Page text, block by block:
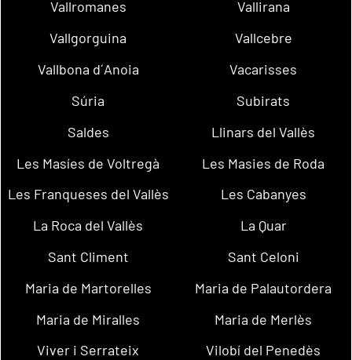
Vallromanes
Vallirana
Vallgorguina
Vallcebre
Vallbona d´Anoia
Vacarisses
Súria
Subirats
Saldes
Llinars del Vallès
Les Masíes de Voltregà
Les Masies de Roda
Les Franqueses del Vallès
Les Cabanyes
La Roca del Vallès
La Quar
Sant Climent
Sant Celoni
Maria de Martorelles
Maria de Palautordera
Maria de Miralles
Maria de Merlès
Viver i Serrateix
Vilobí del Penedès